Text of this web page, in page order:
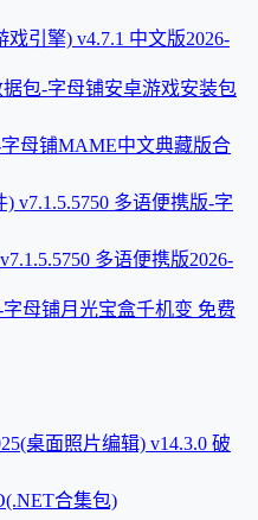
戏引擎) v4.7.1 中文版2026-
安卓游戏安装包
MAME中文典藏版合
多语便携版2026-
月光宝盒千机变 免费
桌面照片编辑) v14.3.0 破
合集包)